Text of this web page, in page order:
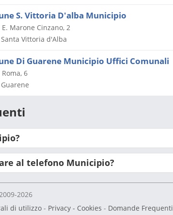
S. Vittoria D'alba Municipio
E. Marone Cinzano, 2
Santa Vittoria d'Alba
Di Guarene Municipio Uffici Comunali
Roma, 6
Guarene
al telefono Municipio?
2026
di utilizzo - Privacy - Cookies - Domande Frequenti